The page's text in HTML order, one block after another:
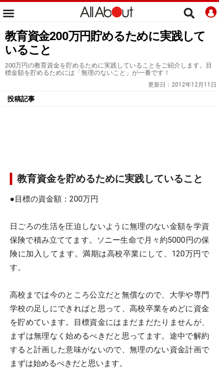
教育資金200万円貯めるために実践して
いること
200万円の教育資金を貯めるために実践していることをご紹介します。目
標金額を貯めるためには「無理のないこと」が一番です！
更新日： 2012年12月11日
投稿記事
教育資金を貯めるために実践していること
●目標の資金額：200万円
日ごろの生活を圧迫しないように無理のない金額を学資
保険で積み立ててます。ソニー生命で月々約5000円の保
険に加入してます。満期は高校卒業にして、120万円で
す。
高校までは今のところ公立だと無償なので、大学や専門
学校の足しにできればと思って、高校卒業をめどに資金
を貯めています。目標資金にはまだまだたりませんが、
まずは無理なく始めるべきだと思ってます。途中で解約
すると計画した意味がないので、無理のない資金計画で
まずは始めるべきだと思います。